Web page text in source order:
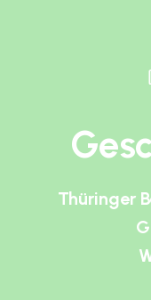
Thüringer